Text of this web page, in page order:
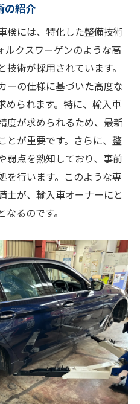
の紹介
検には、特化した整備技術
ルクスワーゲンのような高
術が採用されています。
ーの仕様に基づいた高度な
められます。特に、輸入車
度が求められるため、最新
とが重要です。さらに、整
弱点を熟知しており、事前
を行います。このような専
士が、輸入車オーナーにと
るのです。